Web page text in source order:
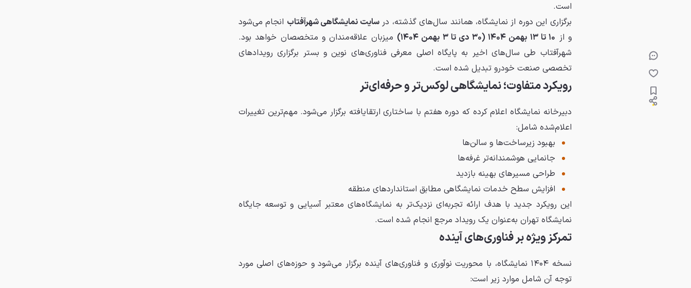
است.
برگزاری این دوره از نمایشگاه، همانند سال‌های گذشته، درسایت نمایشگاهی شهرآفتاب انجام می‌شود
و از ۱۰ تا ۱۳ بهمن ۱۴۰۴ (۳۰ دی تا ۳ بهمن ۱۴۰۴)
میزبان علاقه‌مندان و متخصصان خواهد بود.
شهرآفتاب طی سال‌های اخیر به پایگاه اصلی معرفی فناوری‌های نوین و بستر برگزاری رویدادهای
تخصصی صنعت خودرو تبدیل شده است.
رویکرد متفاوت؛ نمایشگاهی لوکس‌تر و حرفه‌ای‌تر
دبیرخانه نمایشگاه اعلام کرده که دوره هفتم با ساختاری ارتقایافته برگزار می‌شود. مهم‌ترین تغییرات
اعلام‌شده شامل:
بهبود زیرساخت‌ها و سالن‌ها
جانمایی هوشمندانه‌تر غرفه‌ها
طراحی مسیرهای بهینه بازدید
افزایش سطح خدمات نمایشگاهی مطابق استانداردهای منطقه
این رویکرد جدید با هدف ارائه تجربه‌ای نزدیک‌تر به نمایشگاه‌های معتبر آسیایی و توسعه جایگاه
نمایشگاه تهران به‌عنوان یک رویداد مرجع انجام شده است.
تمرکز ویژه بر فناوری‌های آینده
نسخه ۱۴۰۴ نمایشگاه، با محوریت نوآوری و فناوری‌های آینده برگزار می‌شود و حوزه‌های اصلی مورد
توجه آن شامل موارد زیر است: